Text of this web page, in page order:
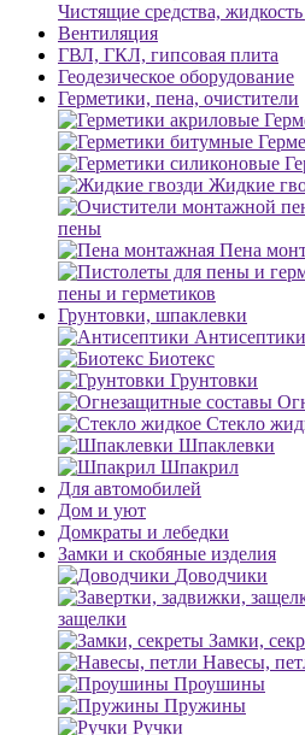
Чистящие средства,
Вентиляция
ГВЛ, ГКЛ, гипсовая плита
Геодезическое оборудование
Герметики, пена, очистители
Жидкие
пены
Пена
пены и герметиков
Грунтовки, шпаклевки
Антисептики
Биотекс
Грунтовки
Стекло
Шпаклевки
Шпакрил
Для автомобилей
Дом и уют
Домкраты и лебедки
Замки и скобяные изделия
Доводчики
защелки
Замки,
Навесы,
Проушины
Пружины
Ручки